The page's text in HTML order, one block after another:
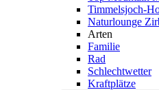
Timmelsjoch-
Naturlounge
Arten
Familie
Rad
Schlechtwetter
Kraftplätze